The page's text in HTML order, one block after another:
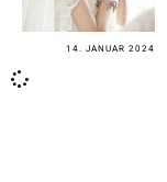
14. JANUAR 2024